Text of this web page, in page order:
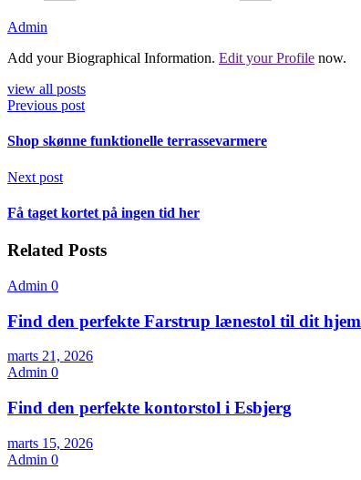
Admin
Add your Biographical Information. Edit your Profile now.
view all posts
Previous post
Shop skønne funktionelle terrassevarmere
Next post
Få taget kortet på ingen tid her
Related Posts
Admin 0
Find den perfekte Farstrup lænestol til dit hjem
marts 21, 2026
Admin 0
Find den perfekte kontorstol i Esbjerg
marts 15, 2026
Admin 0